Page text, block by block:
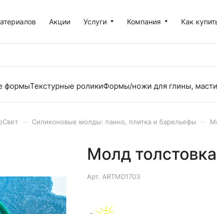
Акции Услуги Компания Как
формыТекстурные роликиФормы/ножи для глины,
Силиконовые молды: панно, плитка и барельефы
Молд
Арт. ARTMD1703